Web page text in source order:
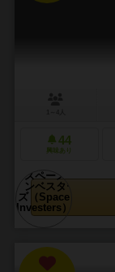
44
興味あり